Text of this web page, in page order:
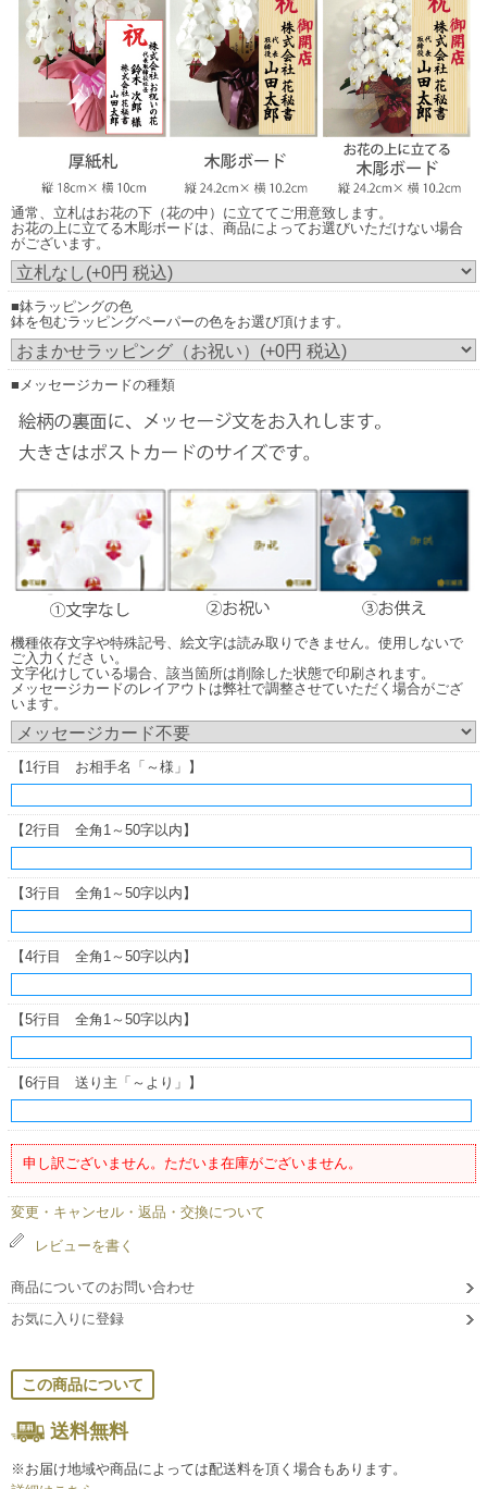
お花の上に立てる木彫ボード
商品によってお選びいただけない場合がございます。
（正面からみたイメージ）
画像はイメージです。（こちらの商品は3本立ち30輪の胡蝶蘭です。）
実際にご注文いただくお花の規格により、立札の見え方が異なりますこと予め
発送のご案内時に配信される画像は、お花をメインに正面から撮影した画像の
配信となります。
お花の下（花の中）に立てた場合は立札内容が見えにくい場合もございます。
尚、実際の胡蝶蘭はアーチ状になっておりますので立札はお花に触れません。
通常、立札はお花の下（花の中）に立ててご用意致します。
お花の上に立てる木彫ボードは、商品によってお選びいただけない場合
がございます。
■鉢ラッピングの色
鉢を包むラッピングペーパーの色をお選び頂けます。
■メッセージカードの種類
機種依存文字や特殊記号、絵文字は読み取りできません。使用しないで
ご入力くださ い。
文字化けしている場合、該当箇所は削除した状態で印刷されます。
メッセージカードのレイアウトは弊社で調整させていただく場合がござ
います。
【1行目 お相手名「～様」】
【2行目 全角1～50字以内】
【3行目 全角1～50字以内】
【4行目 全角1～50字以内】
【5行目 全角1～50字以内】
【6行目 送り主「～より」】
申し訳ございません。ただいま在庫がございません。
変更・キャンセル・返品・交換について
レビューを書く
商品についてのお問い合わせ
お気に入りに登録
この商品について
送料無料
※お届け地域や商品によっては配送料を頂く場合もあります。